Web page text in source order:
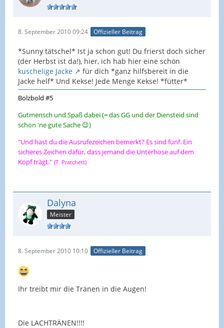
8. September 2010 09:24 Offizieller Beitrag
*Sunny tätschel* Ist ja schon gut! Du frierst doch sicher
(der Herbst ist da!), hier, ich hab hier eine schön
kuschelige Jacke
für dich *ganz hilfsbereit in die
Jacke helf* Und Kekse! Jede Menge Kekse! *fütter*
Bolzbold #5
Gutmensch und Spaß dabei (= das GG und der Diensteid sind
schon 'ne gute Sache 😉)
"Und hast du die Ausrufezeichen bemerkt? Es sind fünf. Ein
sicheres Zeichen dafür, dass jemand die Unterhose auf dem
Kopf trägt." (T. Pratchett)
Dalyna
Meister
8. September 2010 10:10 Offizieller Beitrag
Ihr treibt mir die Tränen in die Augen!
Die LACHTRÄNEN!!!!